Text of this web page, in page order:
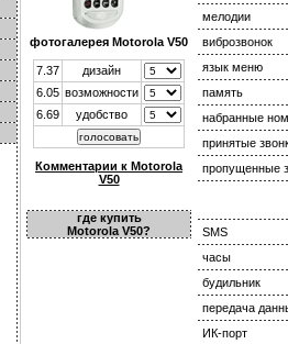
фотогалерея Motorola V50
7.37
дизайн
6.05 возможности
6.69
удобство
Комментарии к Motorola
V50
где купить
Motorola V50?
мелодии
виброзвонок
язык меню
память
набранные
принятые
пропущенные
SMS
часы
будильник
передача
ИК-порт